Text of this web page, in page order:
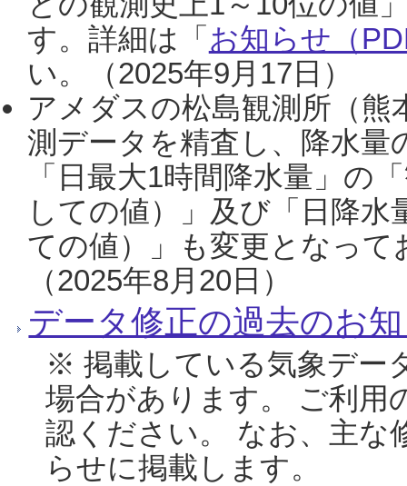
す。詳細は「 お知らせ（
い。（2025年9月17日）
アメダスの松島観測所（熊
測データを精査し、降水
「日最大1時間降水量」の
しての値）」及び「日降
ての値）」も変更となっ
（2025年8月20日）
データ修正の過去のお
※ 掲載している気象デー
場合があります。 ご利用
認ください。 なお、主な
らせに掲載します。